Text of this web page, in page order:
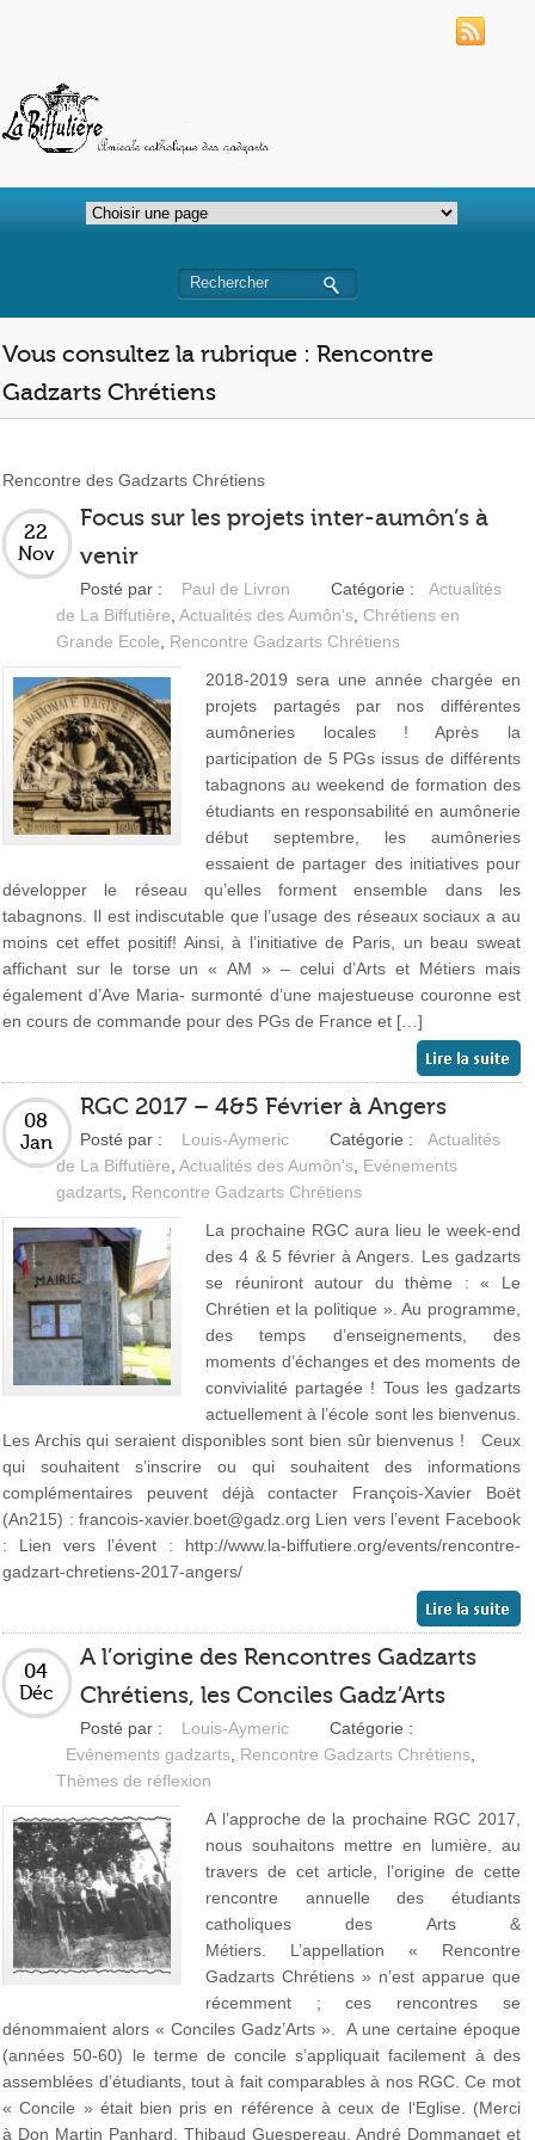
Vous consultez la rubrique : Rencontre
Gadzarts Chrétiens
Rencontre des Gadzarts Chrétiens
Focus sur les projets inter-aumôn’s à
venir
22
Nov
Posté par : Paul de Livron Catégorie :
Actualités
de La Biffutière ,Actualités des Aumôn's Chrétiens en
Grande Ecole
Rencontre Gadzarts Chrétiens
2018-2019 sera une année chargée en
projets partagés par nos différentes
aumôneries locales ! Après la
participation de 5 PGs issus de différents
tabagnons au weekend de formation des
étudiants en responsabilité en aumônerie
début septembre, les aumôneries
essaient de partager des initiatives pour
développer le réseau qu’elles forment ensemble dans les
tabagnons. Il est indiscutable que l’usage des réseaux sociaux a au
moins cet effet positif! Ainsi, à l’initiative de Paris, un beau sweat
affichant sur le torse un « AM » – celui d’Arts et Métiers mais
également d’Ave Maria- surmonté d’une majestueuse couronne est
en cours de commande pour des PGs de France et […]
RGC 2017 – 4&5 Février à Angers
08
Jan Posté par : Louis-Aymeric Catégorie :
Actualités
de La Biffutière ,Actualités des Aumôn's Evénements
gadzarts Rencontre Gadzarts Chrétiens
La prochaine RGC aura lieu le week-end
des 4 & 5 février à Angers. Les gadzarts
se réuniront autour du thème : « Le
Chrétien et la politique ». Au programme,
des temps d’enseignements, des
moments d’échanges et des moments de
convivialité partagée ! Tous les gadzarts
actuellement à l’école sont les bienvenus.
Les Archis qui seraient disponibles sont bien sûr bienvenus ! Ceux
qui souhaitent s’inscrire ou qui souhaitent des informations
complémentaires peuvent déjà contacter François-Xavier Boët
(An215) : francois-xavier.boet@gadz.org Lien vers l’event Facebook
: Lien vers l’évent : http://www.la-biffutiere.org/events/rencontre-
gadzart-chretiens-2017-angers/
A l’origine des Rencontres Gadzarts
Chrétiens, les Conciles Gadz’Arts
04
Déc
Posté par : Louis-Aymeric
Catégorie :
Evénements gadzarts Rencontre Gadzarts Chrétiens
Thèmes de réflexion
A l’approche de la prochaine RGC 2017,
nous souhaitons mettre en lumière, au
travers de cet article, l’origine de cette
rencontre annuelle des étudiants
catholiques des Arts &
Métiers. L’appellation « Rencontre
Gadzarts Chrétiens » n’est apparue que
récemment ; ces rencontres se
dénommaient alors « Conciles Gadz’Arts ». A une certaine époque
(années 50-60) le terme de concile s’appliquait facilement à des
assemblées d’étudiants, tout à fait comparables à nos RGC. Ce mot
« Concile » était bien pris en référence à ceux de l‘Eglise. (Merci
à Don Martin Panhard, Thibaud Guespereau, André Dommanget et